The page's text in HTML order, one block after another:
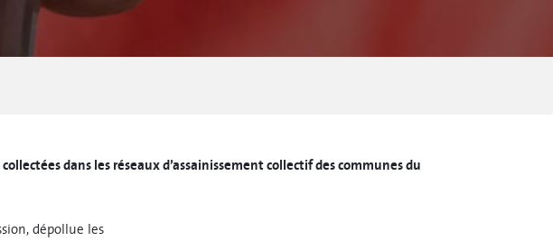
dans les réseaux d’assainissement collectif des communes du
dépollue les